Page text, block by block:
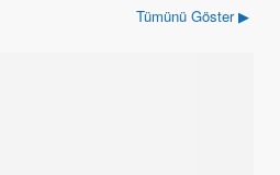
Tümünü Göster ▶